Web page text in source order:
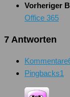
Vorheriger
Office 365
7 Antworten
Kommentare
Pingbacks1